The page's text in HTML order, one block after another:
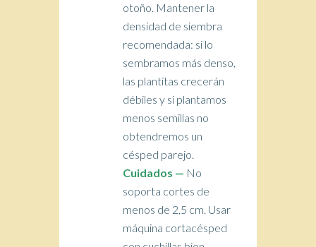
otoño. Mantener la
densidad de siembra
recomendada: si lo
sembramos más denso,
las plantitas crecerán
débiles y si plantamos
menos semillas no
obtendremos un
césped parejo.
Cuidados — No
soporta cortes de
menos de 2,5 cm. Usar
máquina cortacésped